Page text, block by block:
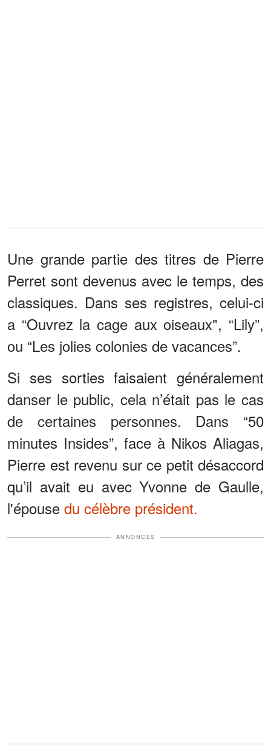
Une grande partie des titres de Pierre
Perret sont devenus avec le temps, des
classiques. Dans ses registres, celui-ci
a “Ouvrez la cage aux oiseaux", “Lily”,
ou “Les jolies colonies de vacances”.
Si ses sorties faisaient généralement
danser le public, cela n’était pas le cas
de certaines personnes. Dans “50
minutes Insides”, face à Nikos Aliagas,
Pierre est revenu sur ce petit désaccord
qu’il avait eu avec Yvonne de Gaulle,
l'épouse du célèbre président.
ANNONCES